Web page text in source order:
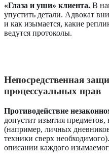
«Глаза и уши» клиента. В
упустить детали. Адвокат
и как изымается, какие
ведутся протоколы.
Непосредственная
процессуальных прав
Противодействие
допустит изъятия
(например, личных
техники сверх
описании каждого